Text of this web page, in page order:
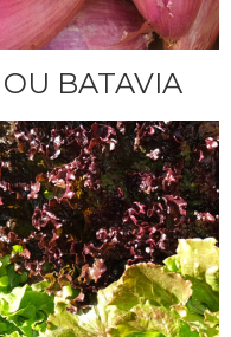
BATAVIA